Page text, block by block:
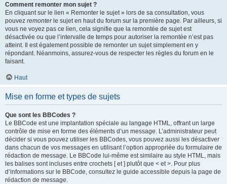
Comment remonter mon sujet ?
En cliquant sur le lien « Remonter le sujet » lors de sa consultation, vous
pouvez remonterle sujet en haut du forum sur la première page. Par ailleurs, si
vous ne voyez pas ce lien, cela signifie que la remontée de sujet est
désactivée ou que l’intervalle de temps pour autoriser la remontée n’est pas
atteint. Il est également possible de remonter un sujet simplement en y
répondant. Néanmoins, assurez-vous de respecter les règles du forum en le
faisant.
Haut
Mise en forme et types de sujets
Que sont les BBCodes ?
Le BBCode est une implantation spéciale au langage HTML, offrant un large
contrôle de mise en forme des éléments d’un message. L’administrateur peut
décider si vous pouvez utiliser les BBCodes, vous pouvez aussi les désactiver
dans chacun de vos messages en utilisant l’option appropriée du formulaire de
rédaction de message. Le BBCode lui-même est similaire au style HTML, mais
les balises sont incluses entre crochets [ et ] plutôt que < et >. Pour plus
d’informations sur le BBCode, consultez le guide accessible depuis la page de
rédaction de message.